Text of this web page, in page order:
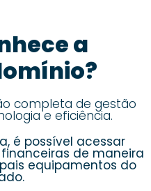
a
completa de gestão
e eficiência.
é possível acessar
de maneira
equipamentos do